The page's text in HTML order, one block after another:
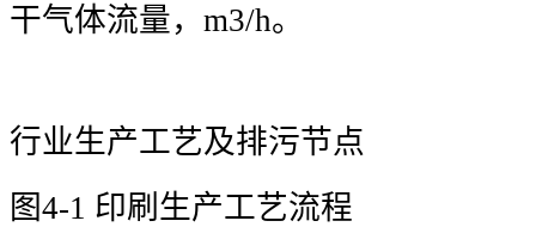
干气体流量，m3/h。
行业生产工艺及排污节点
图4-1 印刷生产工艺流程